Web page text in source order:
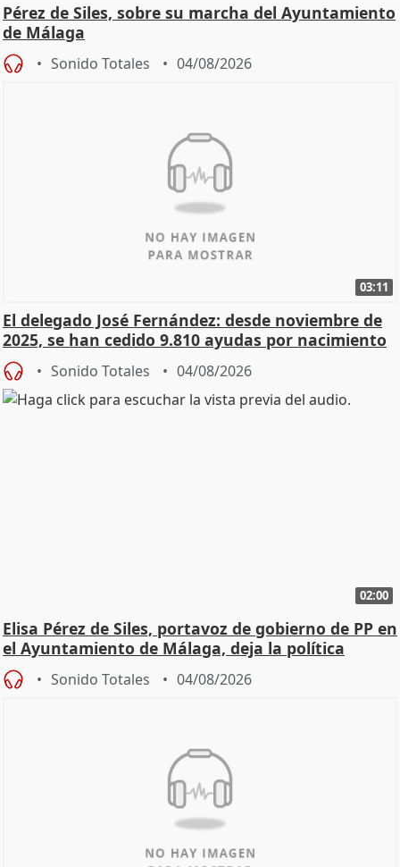
Pérez de Siles, sobre su marcha del Ayuntamiento
de Málaga
Sonido Totales 04/08/2026
03:11
El delegado José Fernández: desde noviembre de
2025, se han cedido 9.810 ayudas por nacimiento
Sonido Totales 04/08/2026
02:00
Elisa Pérez de Siles, portavoz de gobierno de PP en
el Ayuntamiento de Málaga, deja la política
Sonido Totales 04/08/2026